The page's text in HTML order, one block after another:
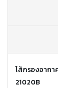
ไส้กรองอาก
21020B